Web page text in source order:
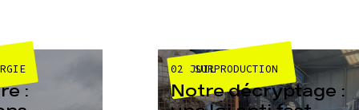
:
SURPRODUCTION
02 JUIL
Notre décryptage :